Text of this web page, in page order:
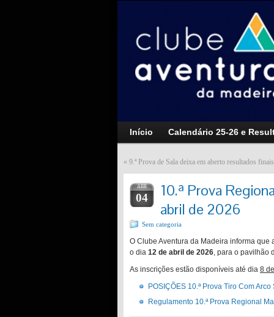
Início Calendário 25-26 e
« 9.ª Prova de Sala deixa em aberto resultados
ABR
04
10.ª Prova
abril de 2026
Sem categoria
O Clube Aventura da Madeira informa que
o dia 12 de abril de 2026, para o pavilhão
As inscrições estão disponíveis até dia 8
POSIÇÕES 10.ª Prova Tiro Com
Regulamento 10.ª Prova Regional